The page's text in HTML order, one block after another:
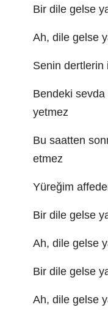
Bir dile gelse
Ah, dile gelse
Senin dertlerin
Bendeki
yetmez
Bu saatten
etmez
Yüreğim
Bir dile gelse
Ah, dile gelse
Bir dile gelse
Ah, dile gelse